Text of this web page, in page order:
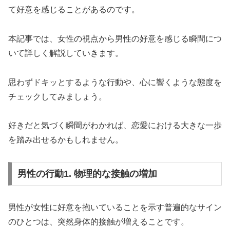
て好意を感じることがあるのです。
本記事では、女性の視点から男性の好意を感じる瞬間につ
いて詳しく解説していきます。
思わずドキッとするような行動や、心に響くような態度を
チェックしてみましょう。
好きだと気づく瞬間がわかれば、恋愛における大きな一歩
を踏み出せるかもしれません。
男性の行動1. 物理的な接触の増加
男性が女性に好意を抱いていることを示す普遍的なサイン
のひとつは、突然身体的接触が増えることです。